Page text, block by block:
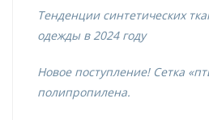
Тенденции синтетических
одежды в 2024 году
Новое поступление! Сетка
полипропилена.